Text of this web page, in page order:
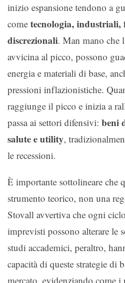
inizio espansione tendono a
come tecnologia, industriali,
discrezionali. Man mano che
avvicina al picco, possono
energia e materiali di base,
pressioni inflazionistiche.
raggiunge il picco e inizia a
passa ai settori difensivi: beni
salute e utility,
le recessioni.
È importante sottolineare che
strumento teorico, non una
Stovall avvertiva che ogni
imprevisti possono alterare le
studi accademici, peraltro,
capacità di queste strategie di
mercato, evidenziando come i